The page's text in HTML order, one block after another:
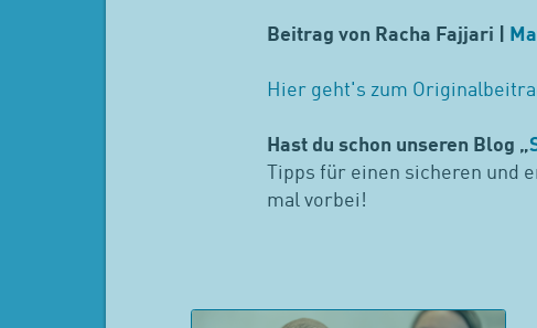
Beitrag von Racha Fajjari |
Hier geht's zum
Hast du schon unseren Blog „
Tipps für einen sicheren und
mal vorbei!